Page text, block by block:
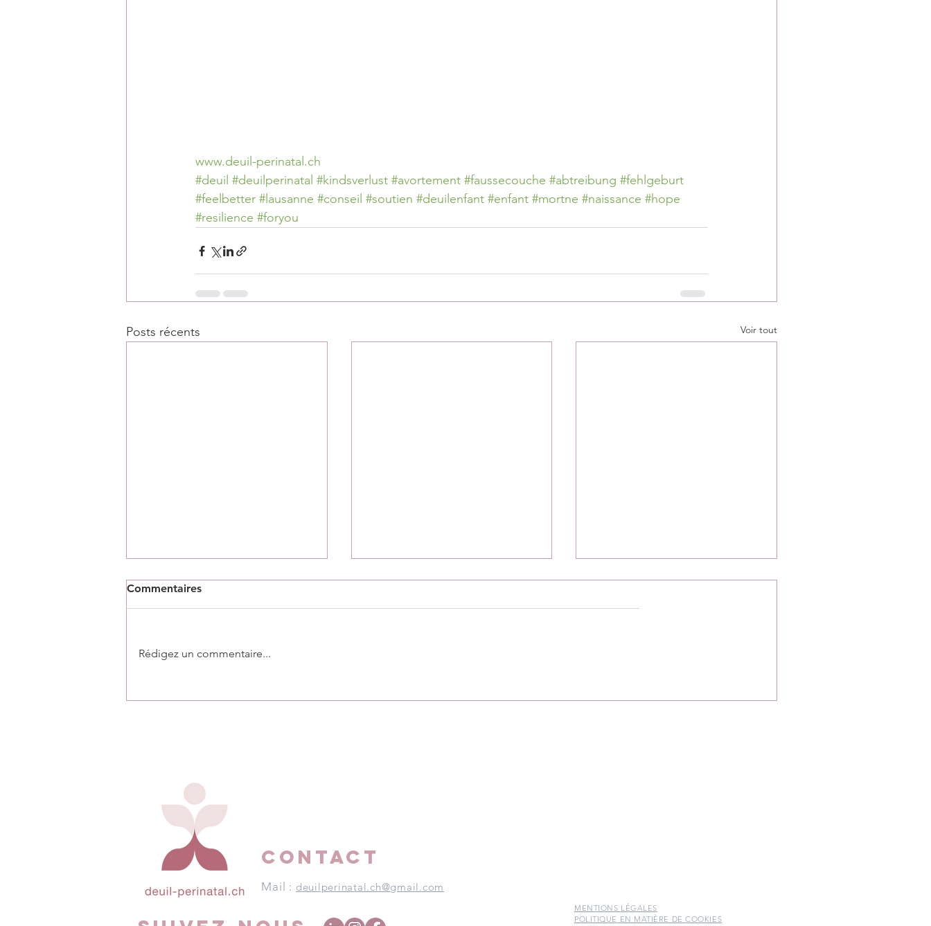
www.deuil-perinatal.ch
#deuil #deuilperinatal #kindsverlust #avortement #faussecouche #abtreibung #fehlgeburt
#feelbetter #lausanne #conseil #soutien #deuilenfant #enfant #mortne #naissance #hope
#resilience #foryou
Posts récents Voir tout
Commentaires
Rédigez un commentaire...
CONTACT
Mail : deuilperinatal.ch@gmail.com
MENTIONS LÉGALES
POLITIQUE EN MATIÈRE DE COOKIES